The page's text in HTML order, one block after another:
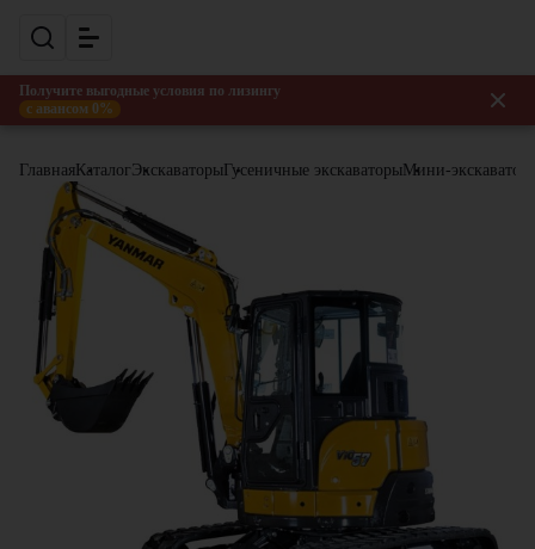
Получите выгодные условия по лизингу
с авансом 0%
Главная КаталогЭкскаваторы Гусеничные экскаваторыМини-